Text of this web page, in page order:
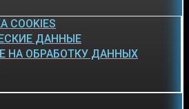
COOKIES
ДАННЫЕ
НА ОБРАБОТКУ ДАННЫХ